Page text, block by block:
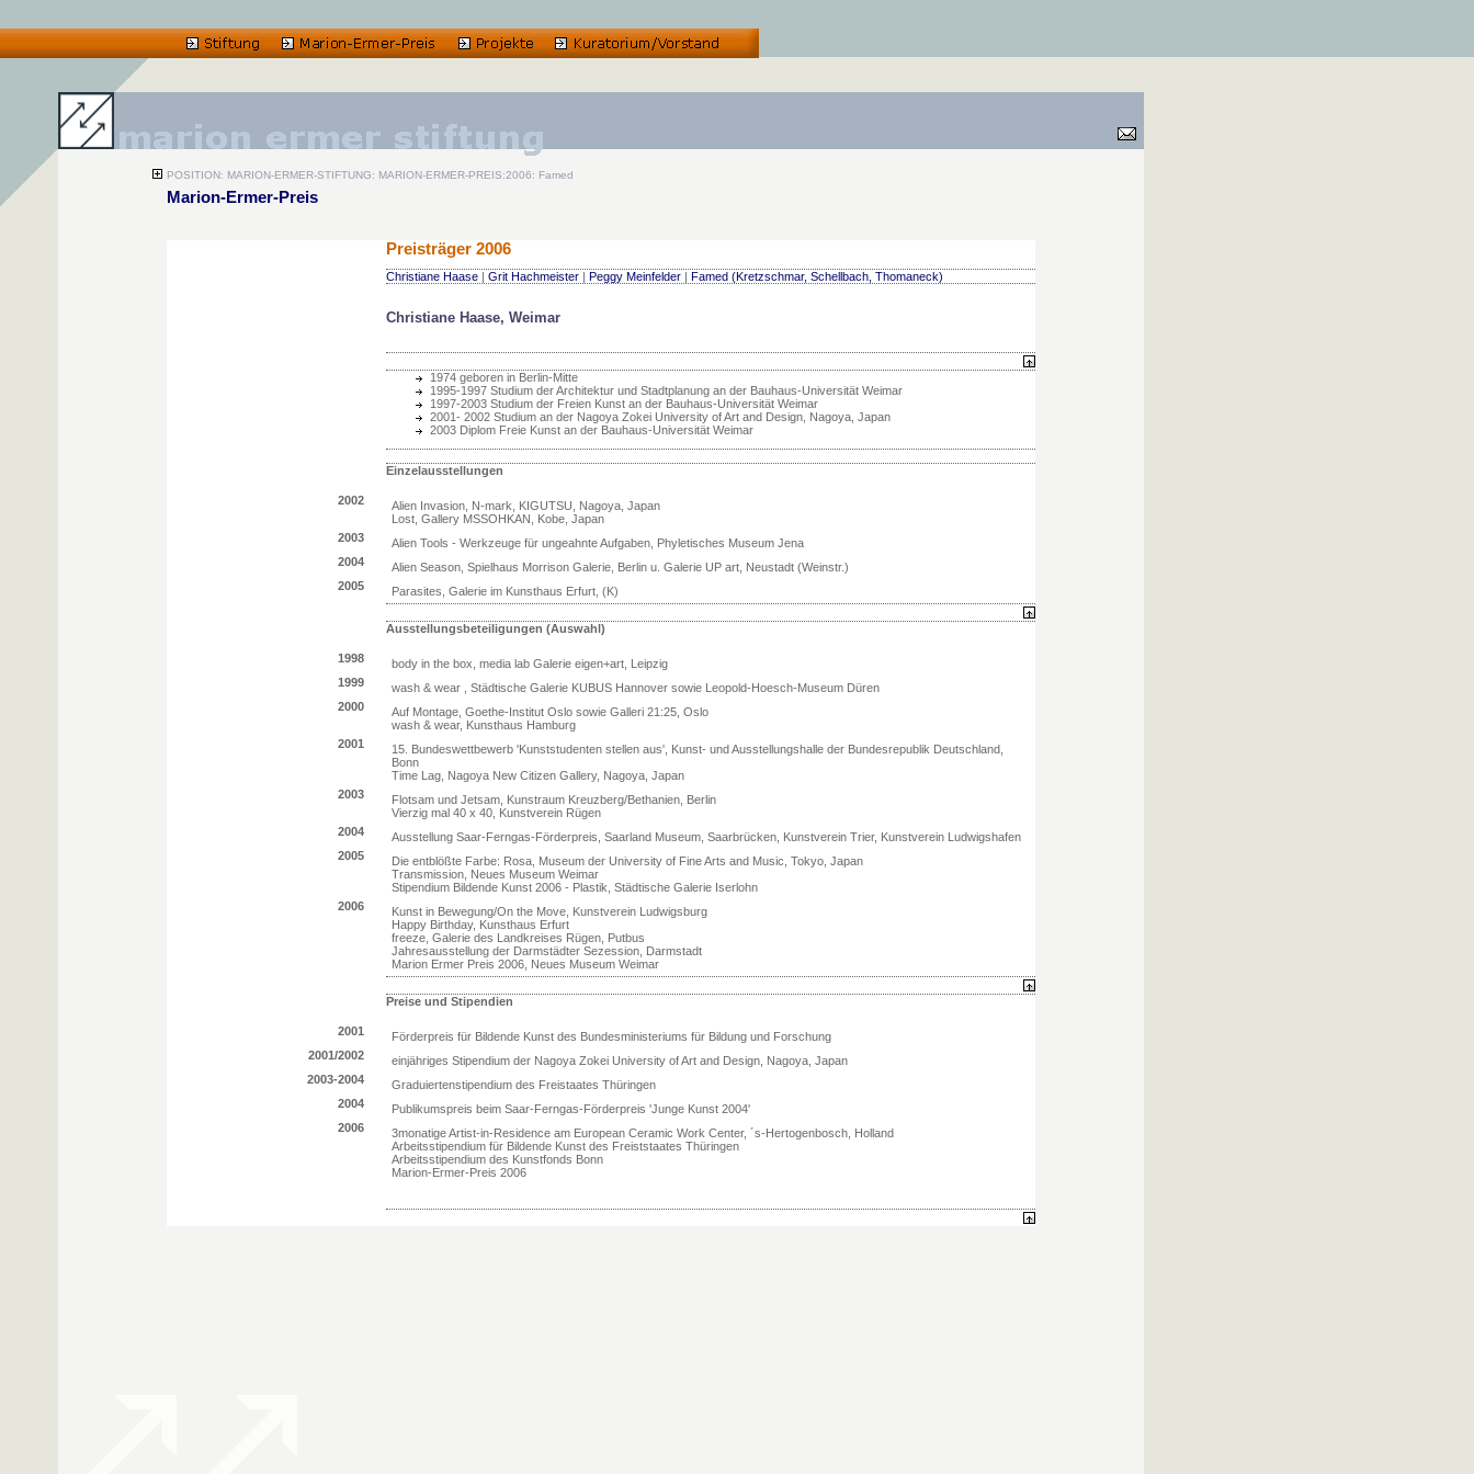
POSITION: MARION-ERMER-STIFTUNG: MARION-ERMER-PREIS:2006: Famed
Marion-Ermer-Preis
Preisträger 2006
Christiane Haase | Grit Hachmeister | Peggy Meinfelder | Famed (Kretzschmar, Schellbach, Thomaneck)
Christiane Haase, Weimar
1974 geboren in Berlin-Mitte
1995-1997 Studium der Architektur und Stadtplanung an der Bauhaus-Universität Weimar
1997-2003 Studium der Freien Kunst an der Bauhaus-Universität Weimar
2001- 2002 Studium an der Nagoya Zokei University of Art and Design, Nagoya, Japan
2003 Diplom Freie Kunst an der Bauhaus-Universität Weimar
Einzelausstellungen
2002
Alien Invasion, N-mark, KIGUTSU, Nagoya, Japan
Lost, Gallery MSSOHKAN, Kobe, Japan
2003
Alien Tools - Werkzeuge für ungeahnte Aufgaben, Phyletisches Museum Jena
2004
Alien Season, Spielhaus Morrison Galerie, Berlin u. Galerie UP art, Neustadt (Weinstr.)
2005
Parasites, Galerie im Kunsthaus Erfurt, (K)
Ausstellungsbeteiligungen (Auswahl)
1998
body in the box, media lab Galerie eigen+art, Leipzig
1999
wash & wear , Städtische Galerie KUBUS Hannover sowie Leopold-Hoesch-Museum Düren
2000
Auf Montage, Goethe-Institut Oslo sowie Galleri 21:25, Oslo
wash & wear, Kunsthaus Hamburg
2001
15. Bundeswettbewerb 'Kunststudenten stellen aus', Kunst- und Ausstellungshalle der Bundesrepublik Deutschland,
Bonn
Time Lag, Nagoya New Citizen Gallery, Nagoya, Japan
2003
Flotsam und Jetsam, Kunstraum Kreuzberg/Bethanien, Berlin
Vierzig mal 40 x 40, Kunstverein Rügen
2004
Ausstellung Saar-Ferngas-Förderpreis, Saarland Museum, Saarbrücken, Kunstverein Trier, Kunstverein Ludwigshafen
2005
Die entblößte Farbe: Rosa, Museum der University of Fine Arts and Music, Tokyo, Japan
Transmission, Neues Museum Weimar
Stipendium Bildende Kunst 2006 - Plastik, Städtische Galerie Iserlohn
2006
Kunst in Bewegung/On the Move, Kunstverein Ludwigsburg
Happy Birthday, Kunsthaus Erfurt
freeze, Galerie des Landkreises Rügen, Putbus
Jahresausstellung der Darmstädter Sezession, Darmstadt
Marion Ermer Preis 2006, Neues Museum Weimar
Preise und Stipendien
2001
Förderpreis für Bildende Kunst des Bundesministeriums für Bildung und Forschung
2001/2002
einjähriges Stipendium der Nagoya Zokei University of Art and Design, Nagoya, Japan
2003-2004
Graduiertenstipendium des Freistaates Thüringen
2004
Publikumspreis beim Saar-Ferngas-Förderpreis 'Junge Kunst 2004'
2006
3monatige Artist-in-Residence am European Ceramic Work Center, ´s-Hertogenbosch, Holland
Arbeitsstipendium für Bildende Kunst des Freiststaates Thüringen
Arbeitsstipendium des Kunstfonds Bonn
Marion-Ermer-Preis 2006